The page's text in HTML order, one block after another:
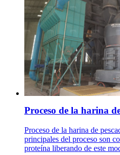
Proceso de la harina
Proceso de la harina de
principales del proceso son
proteína liberando de este